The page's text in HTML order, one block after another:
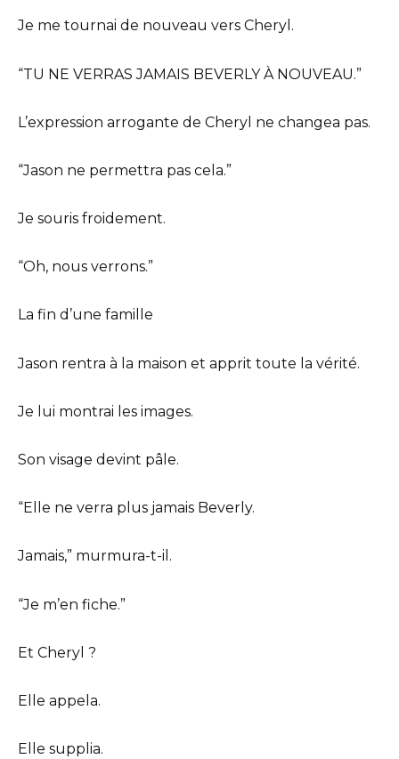
Je me tournai de nouveau vers Cheryl.
“TU NE VERRAS JAMAIS BEVERLY À NOUVEAU.”
L’expression arrogante de Cheryl ne changea pas.
“Jason ne permettra pas cela.”
Je souris froidement.
“Oh, nous verrons.”
La fin d’une famille
Jason rentra à la maison et apprit toute la vérité.
Je lui montrai les images.
Son visage devint pâle.
“Elle ne verra plus jamais Beverly.
Jamais,” murmura-t-il.
“Je m’en fiche.”
Et Cheryl ?
Elle appela.
Elle supplia.